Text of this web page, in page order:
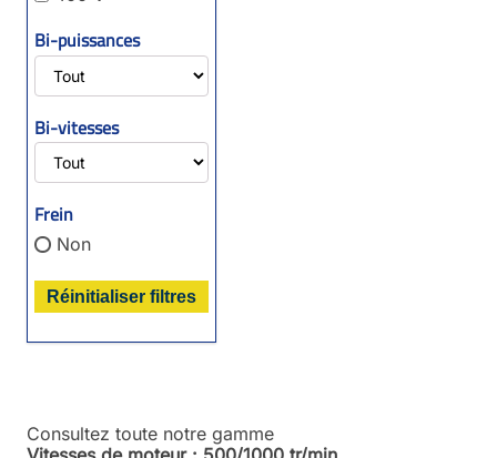
Bi-puissances
Bi-vitesses
Frein
Non
Réinitialiser filtres
Consultez toute notre gamme